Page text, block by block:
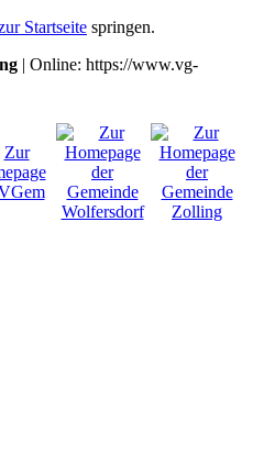
Startseite springen.
| Online: https://www.vg-